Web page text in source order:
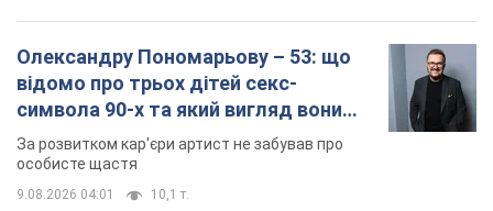
Олександру Пономарьову – 53: що
відомо про трьох дітей секс-
символа 90-х та який вигляд вони
мають
За розвитком кар'єри артист не забував про
особисте щастя
9.08.2026 04:01 10,1 т.